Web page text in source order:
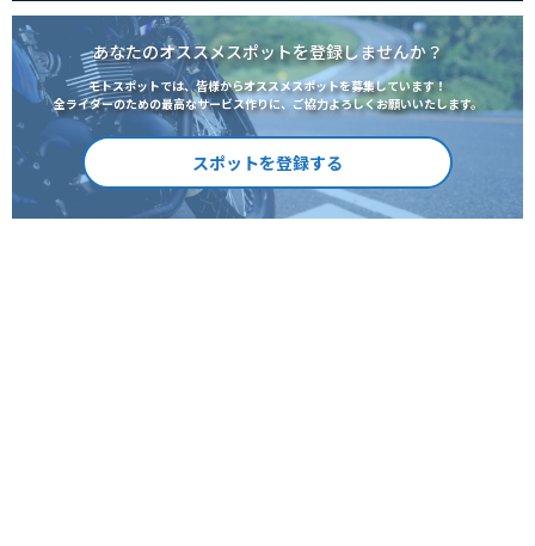
あなたのオススメスポットを登録しませんか？
モトスポットでは、皆様からオススメスポットを募集しています！
全ライダーのための最高なサービス作りに、ご協力よろしくお願いいたします。
スポットを登録する